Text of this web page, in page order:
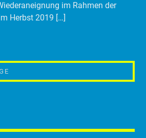
im Rahmen der
Herbst 2019 […]